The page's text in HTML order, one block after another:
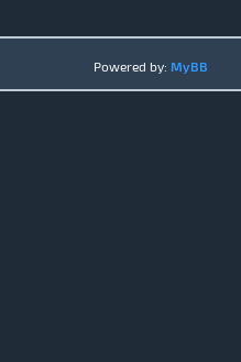
Powered by: MyBB